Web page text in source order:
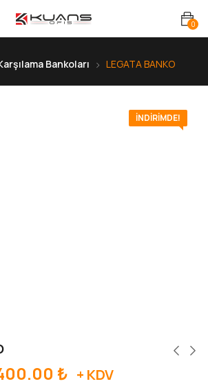
0
Bankoları LEGATA BANKO
İNDIRIMDE!
₺ + KDV